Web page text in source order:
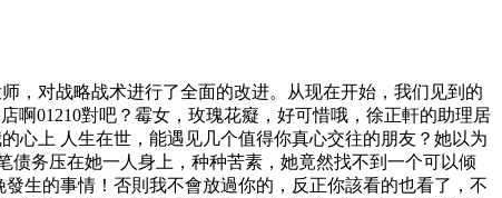
，对战略战术进行了全面的改进。从现在开始，我们见到的
啊01210對吧？霉女，玫瑰花癡，好可惜哦，徐正軒的助理居
心上 人生在世，能遇见几个值得你真心交往的朋友？她以为
债务压在她一人身上，种种苦素，她竟然找不到一个可以倾
的事情！否則我不會放過你的，反正你該看的也看了，不